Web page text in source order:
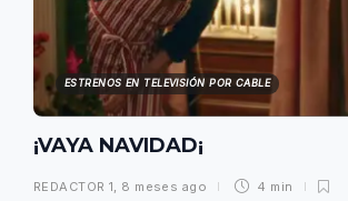
ESTRENOS EN TELEVISIÓN POR CABLE
¡VAYA NAVIDAD¡
REDACTOR 1, 8 meses ago 4 min